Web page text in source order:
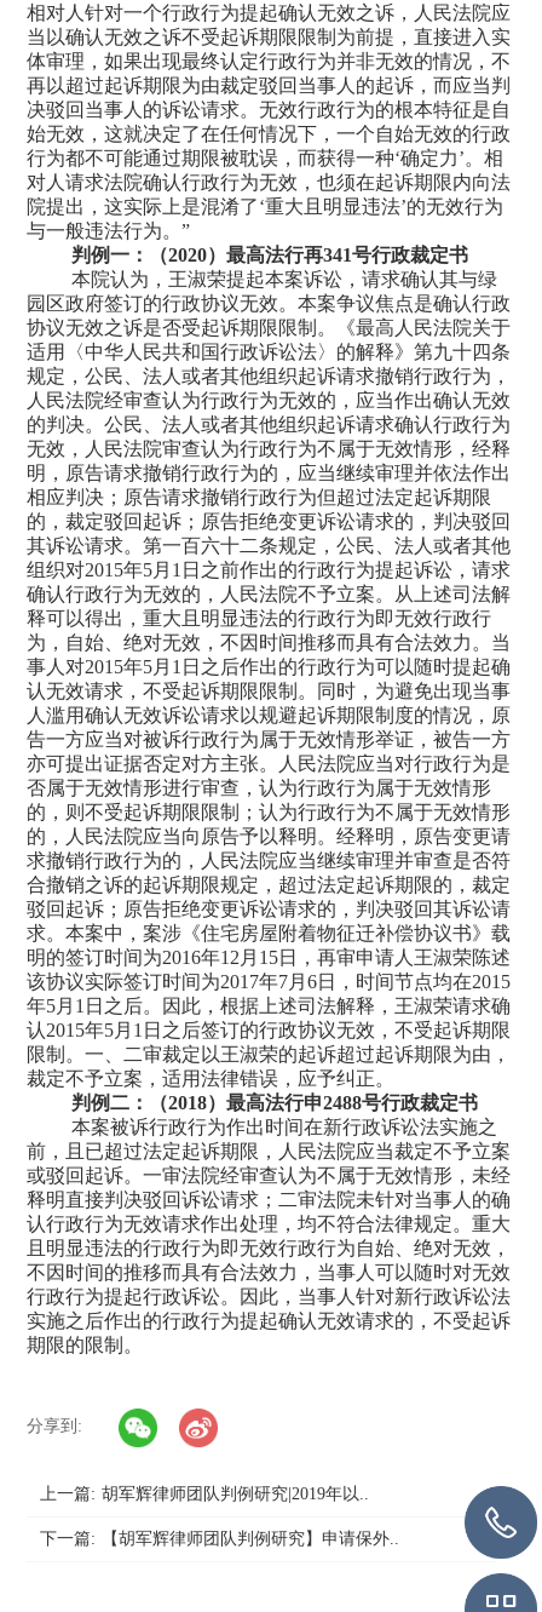
相对人针对一个行政行为提起确认无效之诉，人民法院应
当以确认无效之诉不受起诉期限限制为前提，直接进入实
体审理，如果出现最终认定行政行为并非无效的情况，不
再以超过起诉期限为由裁定驳回当事人的起诉，而应当判
决驳回当事人的诉讼请求。无效行政行为的根本特征是自
始无效，这就决定了在任何情况下，一个自始无效的行政
行为都不可能通过期限被耽误，而获得一种‘确定力’。相
对人请求法院确认行政行为无效，也须在起诉期限内向法
院提出，这实际上是混淆了‘重大且明显违法’的无效行为
与一般违法行为。 ”
判例一：（2020）最高法行再341号行政裁定书
本院认为，王淑荣提起本案诉讼，请求确认其与绿
园区政府签订的行政协议无效。本案争议焦点是确认行政
协议无效之诉是否受起诉期限限制。《最高人民法院关于
适用
〈中华人民共和国行政诉讼法〉 的解释》第九十四条
规定，公民、法人或者其他组织起诉请求撤销行政行为，
人民法院经审查认为行政行为无效的，应当作出确认无效
的判决。公民、法人或者其他组织起诉请求确认行政行为
无效，人民法院审查认为行政行为不属于无效情形，经释
明，原告请求撤销行政行为的，应当继续审理并依法作出
相应判决；原告请求撤销行政行为但超过法定起诉期限
的，裁定驳回起诉；原告拒绝变更诉讼请求的，判决驳回
其诉讼请求。第一百六十二条规定，公民、法人或者其他
组织对2015年5月 1 日之前作出的行政行为提起诉讼，请求
确认行政行为无效的，人民法院不予立案。
从上述司法解
释可以得出，重大且明显违法的行政行为即无效行政行
为，自始、绝对无效，不因时间推移而具有合法效力。当
事人对2015年5月 1 日之后作出的行政行为可以随时提起确
认无效请求，不受起诉期限限制。
同时，为避免出现当事
人滥用确认无效诉讼请求以规避起诉期限制度的情况，原
告一方应当对被诉行政行为属于无效情形举证，被告一方
亦可提出证据否定对方主张。人民法院应当对行政行为是
否属于无效情形进行审查，认为行政行为属于无效情形
的，则不受起诉期限限制；认为行政行为不属于无效情形
的，人民法院应当向原告予以释明。经释明，原告变更请
求撤销行政行为的，人民法院应当继续审理并审查是否符
合撤销之诉的起诉期限规定，超过法定起诉期限的，裁定
驳回起诉；原告拒绝变更诉讼请求的，判决驳回其诉讼请
求。本案中，案涉《住宅房屋附着物征迁补偿协议书》载
明的签订时间为2016年12 月 15日，再审申请人王淑荣陈述
该协议实际签订时间为2017年7月 6日，时间节点均在2015
年5月 1 日之后。因此，根据上述司法解释，王淑荣请求确
认2015年5月 1 日之后签订的行政协议无效，不受起诉期限
限制。一、二审裁定以王淑荣的起诉超过起诉期限为由，
裁定不予立案，适用法律错误，应予纠正。
判例二：（2018）最高法行申2488号行政裁定书
本案被诉行政行为作出时间在新行政诉讼法实施之
前，且已超过法定起诉期限，人民法院应当裁定不予立案
或驳回起诉。一审法院经审查认为不属于无效情形，未经
释明直接判决驳回诉讼请求；二审法院未针对当事人的确
认行政行为无效请求作出处理，均不符合法律规定。 重大
且明显违法的行政行为即无效行政行为自始、绝对无效，
不因时间的推移而具有合法效力，当事人可以随时对无效
行政行为提起行政诉讼。因此，当事人针对新行政诉讼法
实施之后作出的行政行为提起确认无效请求的，不受起诉
期限的限制。
分享到:
上一篇: 胡军辉律师团队判例研究|2019年以..
下一篇: 【胡军辉律师团队判例研究】申请保外..